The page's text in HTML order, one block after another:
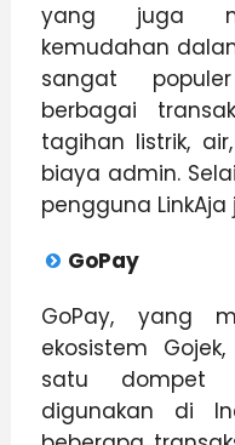
yang juga
kemudahan
sangat
berbagai
tagihan listrik,
biaya admin.
pengguna
GoPay
GoPay, yang
ekosistem
satu dompet
digunakan di